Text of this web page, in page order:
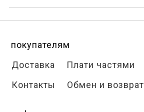
покупателям
Доставка
Плати частями
Контакты
Обмен и возврат